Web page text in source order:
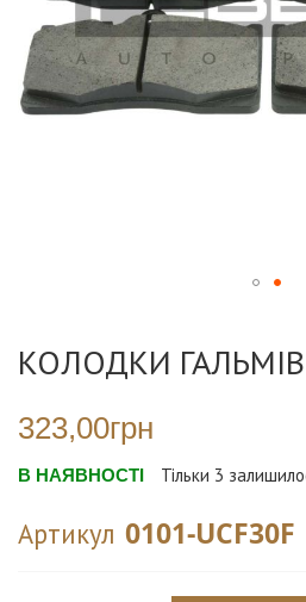
початку
зображень
КОЛОДКИ
323,00грн
В НАЯВНОСТІ Тільки 3
Артикул 0101-UCF30F